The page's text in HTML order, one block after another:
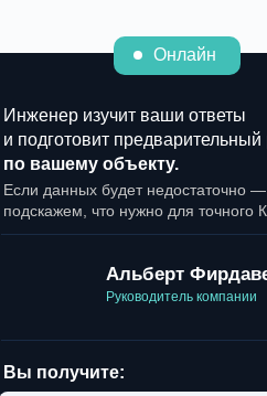
Альберт
Онлайн
Руководитель компании
Инженер изучит ваши ответы
и подготовит предварительный
по вашему объекту.
Если данных будет недостаточно —
подскажем, что нужно для точного
Вы получите: